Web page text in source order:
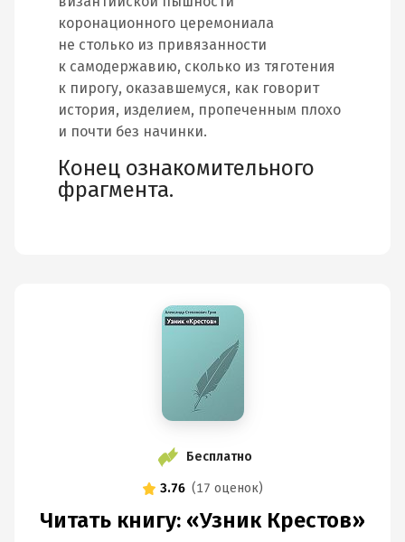
коронационного церемониала
не столько из привязанности
к самодержавию, сколько из тяготения
к пирогу, оказавшемуся, как говорит
история, изделием, пропеченным плохо
и почти без начинки.
Конец ознакомительного
фрагмента.
Бесплатно
3.76 (17 оценок)
Читать книгу: «Узник Крестов»